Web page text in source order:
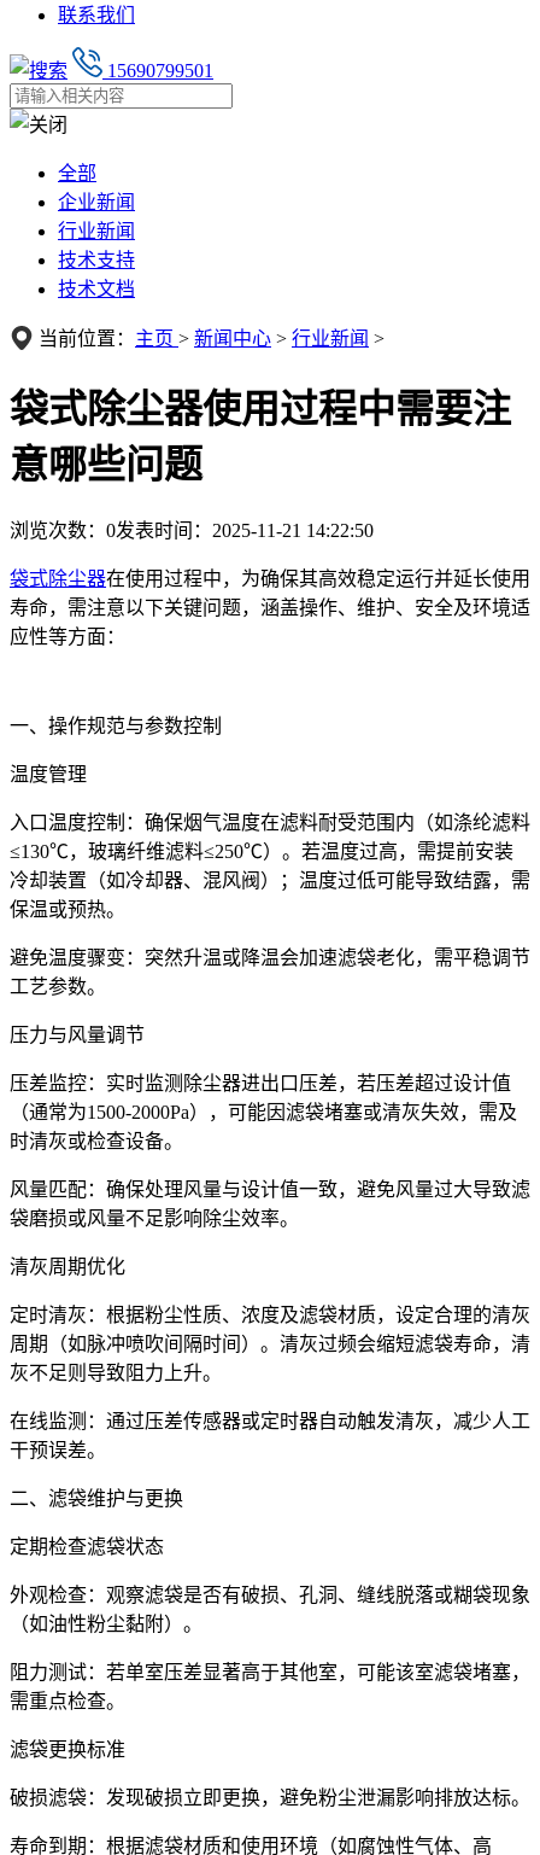
联系我们
15690799501
全部
企业新闻
行业新闻
技术支持
技术文档
当前位置： 主页 > 新闻中心 > 行业新闻 >
袋式除尘器使用过程中需要注
意哪些问题
浏览次数： 0发表时间：2025-11-21 14:22:50
袋式除尘器在使用过程中，为确保其高效稳定运行并延长使用
寿命，需注意以下关键问题，涵盖操作、维护、安全及环境适
应性等方面：
一、操作规范与参数控制
温度管理
入口温度控制：确保烟气温度在滤料耐受范围内（如涤纶滤料
≤130℃，玻璃纤维滤料≤250℃）。若温度过高，需提前安装
冷却装置（如冷却器、混风阀）；温度过低可能导致结露，需
保温或预热。
避免温度骤变：突然升温或降温会加速滤袋老化，需平稳调节
工艺参数。
压力与风量调节
压差监控：实时监测除尘器进出口压差，若压差超过设计值
（通常为1500-2000Pa），可能因滤袋堵塞或清灰失效，需及
时清灰或检查设备。
风量匹配：确保处理风量与设计值一致，避免风量过大导致滤
袋磨损或风量不足影响除尘效率。
清灰周期优化
定时清灰：根据粉尘性质、浓度及滤袋材质，设定合理的清灰
周期（如脉冲喷吹间隔时间）。清灰过频会缩短滤袋寿命，清
灰不足则导致阻力上升。
在线监测：通过压差传感器或定时器自动触发清灰，减少人工
干预误差。
二、滤袋维护与更换
定期检查滤袋状态
外观检查：观察滤袋是否有破损、孔洞、缝线脱落或糊袋现象
（如油性粉尘黏附）。
阻力测试：若单室压差显著高于其他室，可能该室滤袋堵塞，
需重点检查。
滤袋更换标准
破损滤袋：发现破损立即更换，避免粉尘泄漏影响排放达标。
寿命到期：根据滤袋材质和使用环境（如腐蚀性气体、高